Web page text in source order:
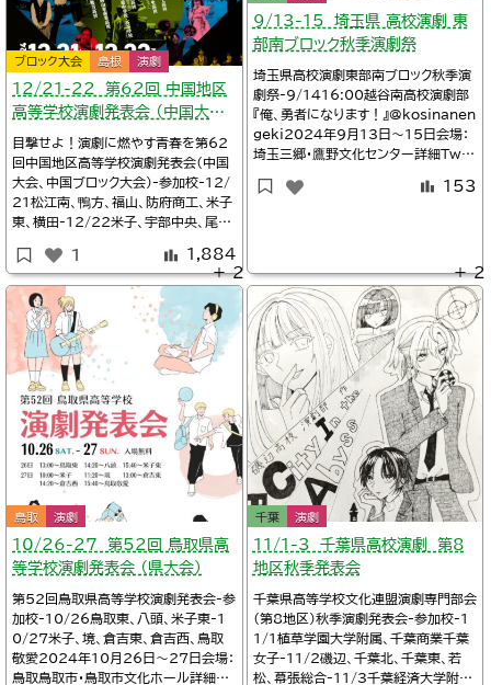
ブロック大会 島根 演劇
12/21-22 第62回 中国地区
高等学校演劇発表会 （中国大会・
島根開催）
目撃せよ！演劇に燃やす青春を第62
回中国地区高等学校演劇発表会（中国
大会、中国ブロック大会）-参加校-12/
21松江南、鴨方、福山、防府商工、米子
東、横田-12/22米子、宇部中央、尾
徒講評委員会-1Fロビー・南広場Pマル
シェ2024年12月21日～22日会場：
島根松江・島根県民会館大ホール詳細
島根県高等学校文化連盟/R6年度の中
国地区高等学校演劇発表大会が島
1 1,884
9/13-15 埼玉県 高校演劇 東
部南ブロック秋季演劇祭
埼玉県高校演劇東部南ブロック秋季演
劇祭-9/1416:00越谷南高校演劇部
『俺、勇者になります！』@kosinanen
geki2024年9月13日～15日会場：
埼玉三郷・鷹野文化センター詳細Twit
geki埼玉県立越谷南高等学校/【校長
劇連盟【文化
153
鳥取 演劇
10/26-27 第52回 鳥取県高
等学校演劇発表会 （県大会）
第52回鳥取県高等学校演劇発表会-参
加校-10/26鳥取東、八頭、米子東-1
0/27米子、境、倉吉東、倉吉西、鳥取
敬愛2024年10月26日～27日会場：
鳥取鳥取市・鳥取市文化ホール詳細T
＋ 2
千葉 演劇
11/1-3 千葉県高校演劇 第8
地区秋季発表会
千葉県高等学校文化連盟演劇専門部会
（第8地区）秋季演劇発表会-参加校-1
1/1植草学園大学附属、千葉商業千葉
女子-11/2磯辺、千葉北、千葉東、若
松、幕張総合-11/3千葉経済大学附
＋ 2